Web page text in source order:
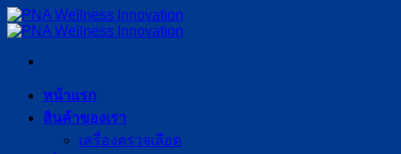
ข้าม
ไป
หน้าแรก
สินค้าของเรา
เครื่องตรวจเลือด